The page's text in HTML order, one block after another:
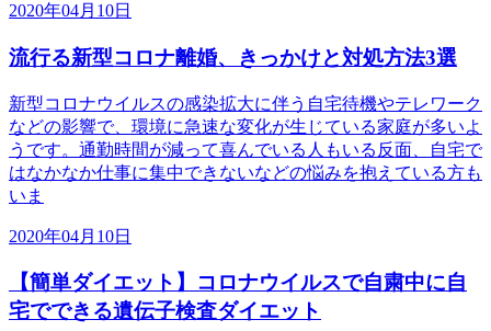
2020年04月10日
流行る新型コロナ離婚、きっかけと対処方法3選
新型コロナウイルスの感染拡大に伴う自宅待機やテレワーク
などの影響で、環境に急速な変化が生じている家庭が多いよ
うです。通勤時間が減って喜んでいる人もいる反面、自宅で
はなかなか仕事に集中できないなどの悩みを抱えている方も
いま
2020年04月10日
【簡単ダイエット】コロナウイルスで自粛中に自
宅でできる遺伝子検査ダイエット